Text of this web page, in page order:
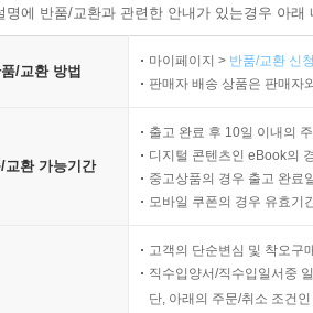
에 반품/교환과 관련한 안내가 있는경우 아
/교환 방법
마이페이지 > 반품/교환 신
판매자 배송 상품은 판매자
교환 가능기간
출고 완료 후 10일 이내의
디지털 콘텐츠인 eBook의
중고상품의 경우 출고 완료
모바일 쿠폰의 경우 유효기
고객의 단순변심 및 착오구
직수입양서/직수입일서중
단, 아래의 주문/취소 조건